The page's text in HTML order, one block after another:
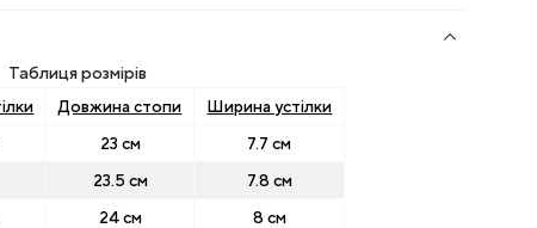
Довжина стопи
Ширина устілки
23 см
7.7 см
23.5 см
7.8 см
24 см
8 см
Таблиця розмірів